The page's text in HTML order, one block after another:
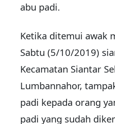
abu padi.
Ketika ditemui awak
Sabtu (5/10/2019)
Kecamatan Siantar
Lumbannahor,
padi kepada orang
padi yang sudah